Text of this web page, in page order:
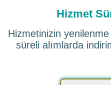
Hizmet
Hizmetinizin
süreli alımlarda